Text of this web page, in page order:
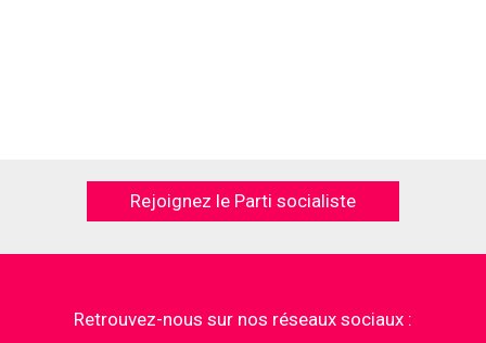
Rejoignez le Parti socialiste
Retrouvez-nous sur nos réseaux sociaux :